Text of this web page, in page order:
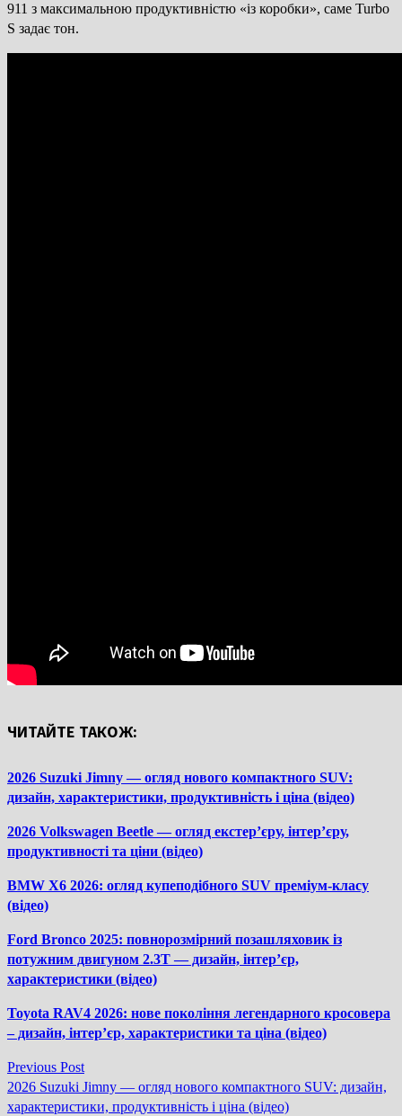
911 з максимальною продуктивністю «із коробки», саме Turbo
S задає тон.
ЧИТАЙТЕ ТАКОЖ:
2026 Suzuki Jimny — огляд нового компактного SUV:
дизайн, характеристики, продуктивність і ціна (відео)
2026 Volkswagen Beetle — огляд екстер’єру, інтер’єру,
продуктивності та ціни (відео)
BMW X6 2026: огляд купеподібного SUV преміум-класу
(відео)
Ford Bronco 2025: повнорозмірний позашляховик із
потужним двигуном 2.3T — дизайн, інтер’єр,
характеристики (відео)
Toyota RAV4 2026: нове покоління легендарного кросовера
– дизайн, інтер’єр, характеристики та ціна (відео)
Навігація
записів
Previous PostPrevious
post:
2026 Suzuki Jimny — огляд нового компактного SUV: дизайн,
характеристики, продуктивність і ціна (відео)